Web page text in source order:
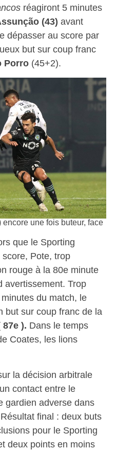
réagiront 5 minutes
(43) avant
dépasser au score par
but sur coup franc
Porro(45+2).
une fois buteur, face
que le Sporting
Pote, trop
rouge à la 80e minute
avertissement. Trop
du match, le
but sur coup franc de la
). Dans le temps
Coates, les lions
la décision arbitrale
contact entre le
gardien adverse dans
final : deux buts
pour le Sporting
deux points en moins